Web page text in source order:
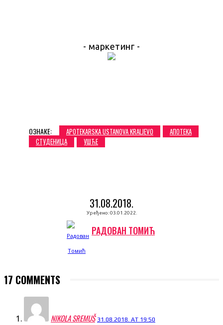
- маркетинг -
ОЗНАКЕ: APOTEKARSKA USTANOVA KRALJEVO
АПОТЕКА
СТУДЕНИЦА
УШЋЕ
31.08.2018.
Уређено: 03.01.2022.
РАДОВАН ТОМИЋ
17 COMMENTS
NIKOLA SREMUŠ 31.08.2018. AT 19:50